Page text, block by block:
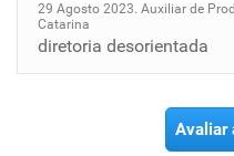
29 Agosto 2023. Auxiliar de
Catarina
diretoria desorientada
Avaliar